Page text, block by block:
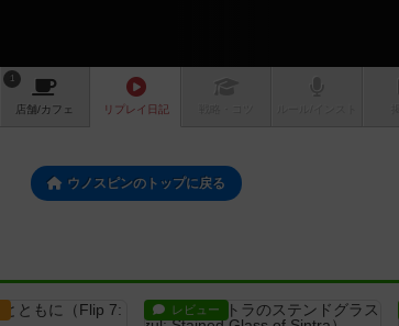
1
店舗/カフェ リプレイ 日記
ウノスピンのトップに戻る
レビュー